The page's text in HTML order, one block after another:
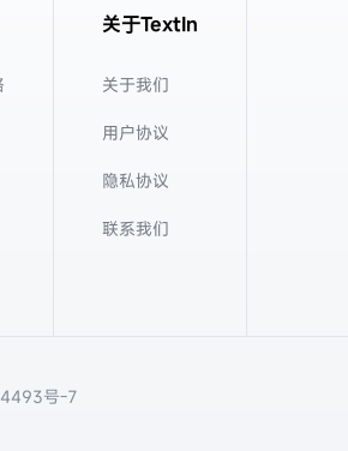
关于TextIn
关于我们
用户协议
隐私协议
联系我们
号-7